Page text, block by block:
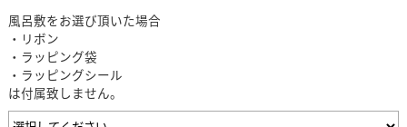
風呂敷をお選び頂いた場合
・リボン
・ラッピング袋
・ラッピングシール
は付属致しません。